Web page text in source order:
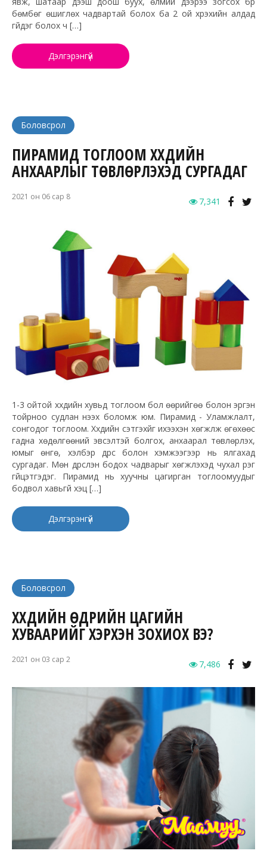
бөмбөг өшиглөх чадвартай болох ба 2 ой хүрэхийн алдад
гүйдэг болох ч […]
Дэлгэрэнгүй
Боловсрол
ПИРАМИД ТОГЛООМ ХҮҮХДИЙН
АНХААРЛЫГ ТӨВЛӨРҮҮЛЭХЭД СУРГАДАГ
2021 он 06 сар 8 7,341
1-3 ойтой хүүхдийн хувьд тоглоом бол өөрийгөө болон эргэн
тойрноо судлан нээх боломж юм. Пирамид - Уламжлалт,
сонгодог тоглоом. Хүүхдийн сэтгэхүйг ихээхэн хөгжүүлж өгөхөөс
гадна хөдөлгөөний эвсэлтэй болгох, анхаарал төвлөрүүлэх,
юмыг өнгө, хэлбэр дүрс болон хэмжээгээр нь ялгахад
сургадаг. Мөн дүрслэн бодох чадварыг хөгжүүлэхэд чухал үүрэг
гүйцэтгэдэг. Пирамид нь хуучны цагирган тоглоомуудыг
бодвол хавьгүй хэцүү […]
Дэлгэрэнгүй
Боловсрол
ХҮҮХДИЙН ӨДРИЙН ЦАГИЙН
ХУВААРИЙГ ХЭРХЭН ЗОХИОХ ВЭ?
2021 он 03 сар 2 7,486